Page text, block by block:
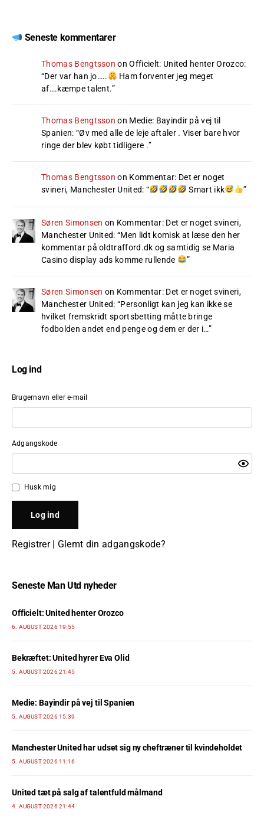
Seneste kommentarer
Thomas Bengtsson onOfficielt: United henter Orozco:
“Der var han jo…..
Ham forventer jeg meget
af….kæmpe talent.”
Thomas Bengtsson on Medie: Bayindir på vej til
Spanien: “Øv med alle de leje aftaler . Viser bare hvor
ringe der blev købt tidligere .”
Thomas Bengtsson on Kommentar: Det er noget
svineri, Manchester United: “ Smart ikk ”
Søren Simonsen on Kommentar: Det er noget svineri,
Manchester United: “Men lidt komisk at læse den her
kommentar på oldtrafford.dk og samtidig se Maria
Casino display ads komme rullende
”
Søren Simonsen on Kommentar: Det er noget svineri,
Manchester United: “Personligt kan jeg kan ikke se
hvilket fremskridt sportsbetting måtte bringe
fodbolden andet end penge og dem er der i…”
Log ind
Brugernavn eller e-mail
Adgangskode
Husk mig
Registrer| Glemt din adgangskode?
Seneste Man Utd nyheder
Officielt: United henter Orozco
6. AUGUST 2026 19:55
Bekræftet: United hyrer Eva Olid
5. AUGUST 2026 21:45
Medie: Bayindir på vej til Spanien
5. AUGUST 2026 15:39
Manchester United har udset sig ny cheftræner til kvindeholdet
5. AUGUST 2026 11:16
United tæt på salg af talentfuld målmand
4. AUGUST 2026 21:44